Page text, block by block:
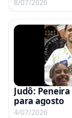
8/07/2026
Judô:
para agosto
4/07/2026